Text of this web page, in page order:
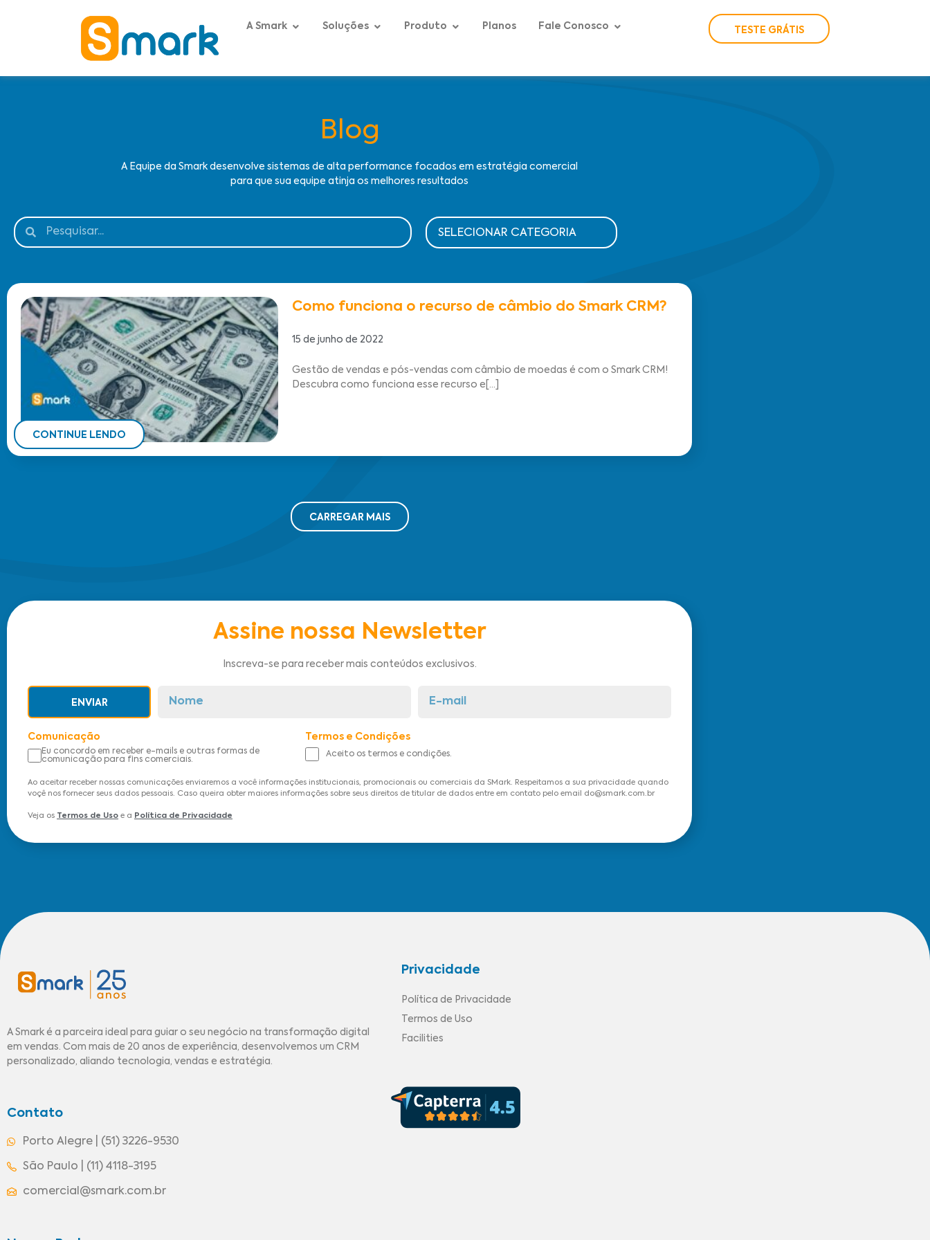
A Smark Soluções Produto Planos Fale Conosco TESTE GRÁTIS
Blog
A Equipe da Smark desenvolve sistemas de alta performance focados em estratégia comercial
para que sua equipe atinja os melhores resultados
Como funciona o recurso de câmbio do Smark CRM?
15 de junho de 2022
Gestão de vendas e pós-vendas com câmbio de moedas é com o Smark CRM!
Descubra como funciona esse recurso e[...]
CONTINUE LENDO
CARREGAR MAIS
Assine nossa Newsletter
Inscreva-se para receber mais conteúdos exclusivos.
Comunicação
Eu concordo em receber e-mails e outras formas de
comunicação para fins comerciais.
Termos e Condições
Aceito os termos e condições.
Ao aceitar receber nossas comunicações enviaremos a você informações institucionais, promocionais ou comerciais da SMark. Respeitamos a sua privacidade quando
voçê nos fornecer seus dados pessoais. Caso queira obter maiores informações sobre seus direitos de titular de dados entre em contato pelo email do@smark.com.br
Veja os Termos de Uso e a Política de Privacidade
ENVIAR
A Smark é a parceira ideal para guiar o seu negócio na transformação digital
em vendas. Com mais de 20 anos de experiência, desenvolvemos um CRM
personalizado, aliando tecnologia, vendas e estratégia.
Contato
Porto Alegre | (51) 3226-9530
São Paulo | (11) 4118-3195
comercial@smark.com.br
Privacidade
Política de Privacidade
Termos de Uso
Facilities